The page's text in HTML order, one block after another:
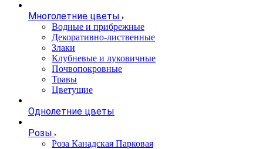
Многолетние цветы
Водные и прибрежные
Декоративно-лиственные
Злаки
Клубневые и луковичные
Почвопокровные
Травы
Цветущие
Однолетние цветы
Розы
Роза Канадская Парковая